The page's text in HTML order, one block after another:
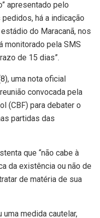
apresentado pelo
há a indicação
do Maracanã, nos
monitorado pela SMS
de 15 dias”.
uma nota oficial
convocada pela
(CBF) para debater o
partidas das
que “não cabe à
da existência ou não de
de matéria de sua
uma medida cautelar,